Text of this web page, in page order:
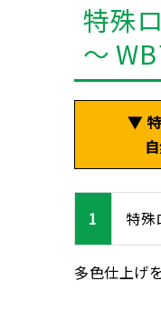
特殊
～
▼ 特
1 特殊
多色仕上げ